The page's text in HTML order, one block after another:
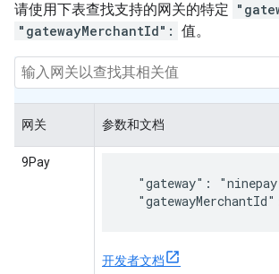
请使用下表查找支持的网关的特定
"gatewayMerchantId": 值。
网关 参数和文档
9Pay
"gateway":
开发者文档